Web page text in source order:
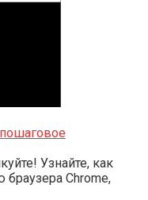
Узнайте, как
Chrome,